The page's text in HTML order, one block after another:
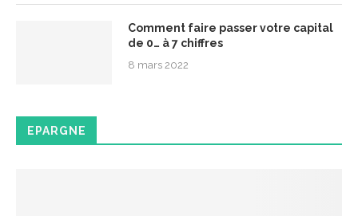
Comment faire passer votre capital
de 0… à 7 chiffres
8 mars 2022
EPARGNE